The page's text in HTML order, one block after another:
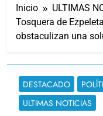
Inicio
ULTIMAS
Tosquera de
obstaculizan una
DESTACADO
ULTIMAS NOTICIAS